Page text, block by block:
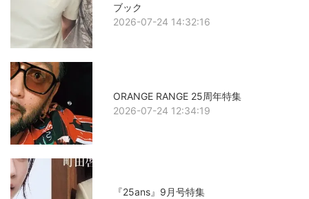
ブック
2026-07-24 14:32:16
ORANGE RANGE 25周年特集
2026-07-24 12:34:19
『25ans』9月号特集